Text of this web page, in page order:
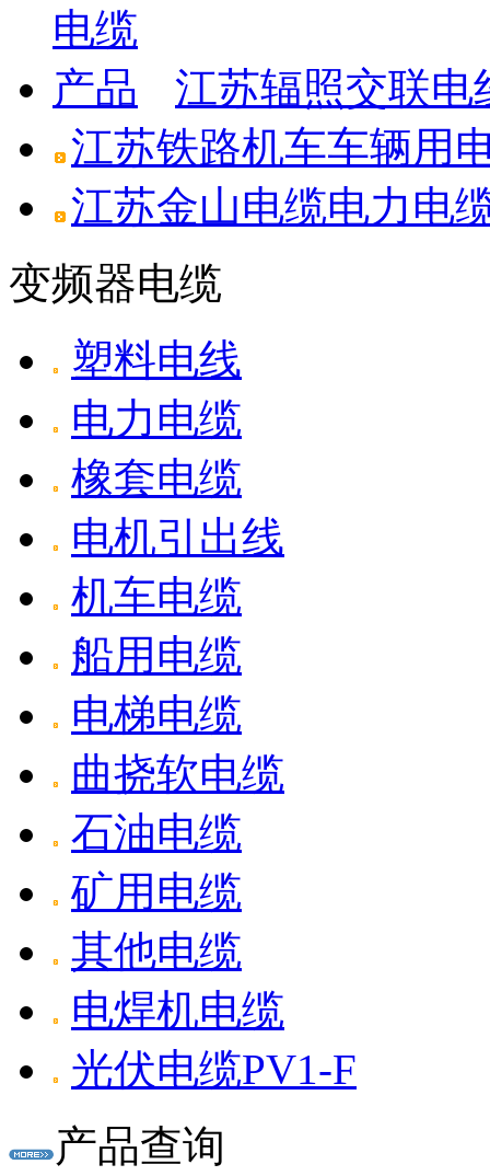
江苏辐照交联电
江苏铁路机车车辆用
江苏金山电缆电力电
变频器电缆
塑料电线
电力电缆
橡套电缆
电机引出线
机车电缆
船用电缆
电梯电缆
曲挠软电缆
石油电缆
矿用电缆
其他电缆
电焊机电缆
光伏电缆PV1-F
产品查询